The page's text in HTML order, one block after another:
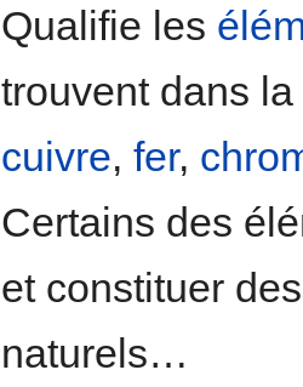
Qualifie les
trouvent dans
cuivre,fer,
Certains des
et constituer
naturels…